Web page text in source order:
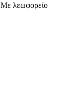
Με λεωφορείο